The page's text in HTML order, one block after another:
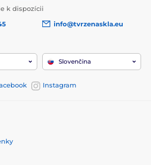
k dispozícii
info@tvrzenaskla.eu
Slovenčina
Instagram